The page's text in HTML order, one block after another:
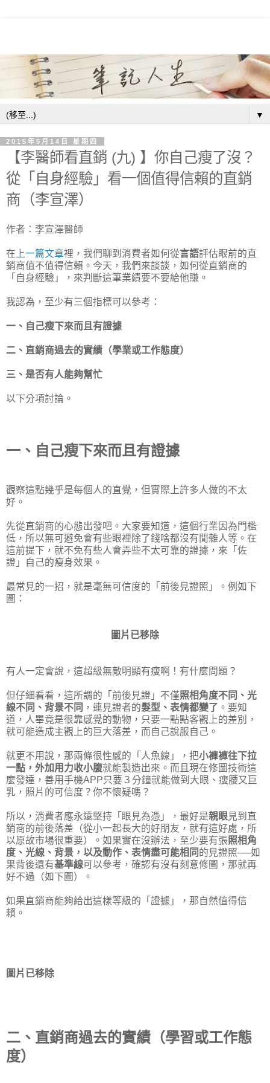
▼
2015年5月14日 星期四
【李醫師看直銷 (九) 】你自己瘦了沒？
從「自身經驗」看一個值得信賴的直銷
商（李宣澤）
作者：李宣澤醫師
在 上一篇文章裡，我們聊到消費者如何從言語評估眼前的直
銷商值不值得信賴。今天，我們來談談，如何從直銷商的
「自身經驗」，來判斷這筆業績要不要給他賺。
我認為，至少有三個指標可以參考：
一、自己瘦下來而且有證據
二、直銷商過去的實績（學業或工作態度）
三、是否有人能夠幫忙
以下分項討論。
一、自己瘦下來而且有證據
觀察這點幾乎是每個人的直覺，但實際上許多人做的不太
好。
先從直銷商的心態出發吧。大家要知道，這個行業因為門檻
低，所以無可避免會有些眼裡除了錢啥都沒有閒雜人等。在
這前提下，就不免有些人會弄些不太可靠的證據，來「佐
證」自己的瘦身效果。
最常見的一招，就是毫無可信度的「前後見證照」。例如下
圖：
圖片已移除
有人一定會說，這超級無敵明顯有瘦啊！有什麼問題？
但仔細看看，這所謂的「前後見證」不僅照相角度不同、光
線不同、背景不同 ，連見證者的髮型、表情都變了 。要知
道，人畢竟是很靠感覺的動物，只要一點點客觀上的差別，
就可能造成主觀上的巨大落差，而自己說服自己。
就更不用說，那兩條很性感的「人魚線」，把小褲褲往下拉
一點，外加用力收小腹就能製造出來。而且現在修圖技術這
麼發達，善用手機APP只要３分鐘就能做到大眼、瘦腰又巨
乳，照片的可信度？你不懷疑嗎？
所以，消費者應永遠堅持「眼見為憑」，最好是親眼見到直
銷商的前後落差（從小一起長大的好朋友，就有這好處，所
以原故市場很重要）。如果實在沒辦法，至少要有張照相角
度、光線、背景，以及動作、表情盡可能相同 的見證照──如
果背後還有基準線可以參考，確認有沒有刻意修圖，那就再
好不過（如下圖）。
如果直銷商能夠給出這樣等級的「證據」，那自然值得信
賴。
圖片已移除
二、直銷商過去的實績（學習或工作態
度）